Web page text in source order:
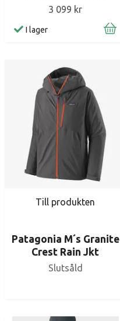
3 099 kr
I lager
Till produkten
Patagonia M´s Granite
Crest Rain Jkt
Slutsåld